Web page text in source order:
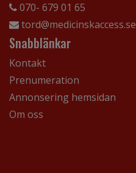
070- 679 01 65
tord@medicinskaccess.se
Snabblänkar
Kontakt
Prenumeration
Annonsering hemsidan
Om oss